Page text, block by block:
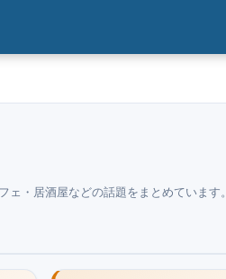
・居酒屋などの話題をまとめています。